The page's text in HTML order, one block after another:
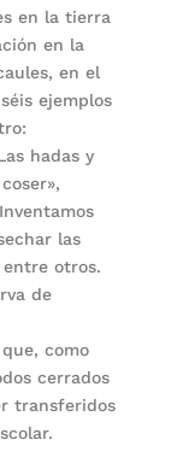
en la tierra
en la
en el
ejemplos
hadas y
las
entre otros.
de
como
cerrados
transferidos